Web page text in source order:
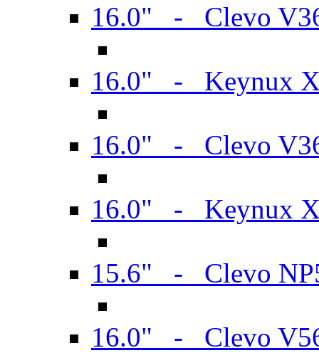
16.0" - Clevo
16.0" - Keynux
16.0" - Clevo
16.0" - Keynux
15.6" - Clevo
16.0" - Clevo